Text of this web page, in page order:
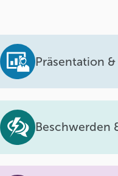
Präsentation
Beschwerden